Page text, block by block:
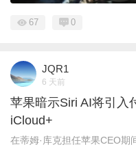
67 0
JQR1
6 天前
苹果暗示Siri AI将引入
iCloud+
在蒂姆·库克担任苹果CEO